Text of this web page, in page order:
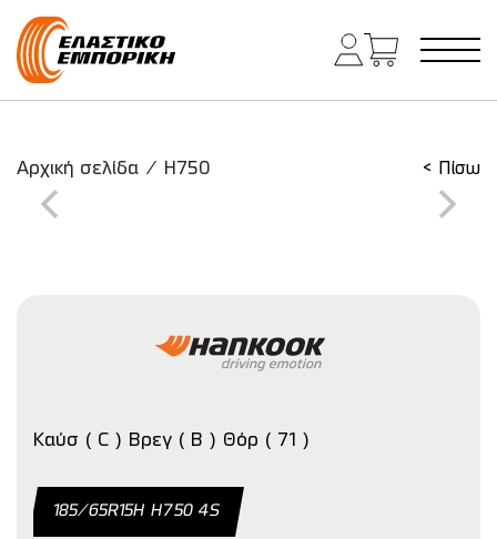
Κύρια πλοήγηση
Αρχική σελίδα / H750 < Πίσω
Καύσ ( C ) Βρεγ ( B ) Θόρ ( 71 )
185/65R15H H750 4S